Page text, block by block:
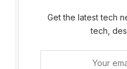
Get the latest tech
tech,